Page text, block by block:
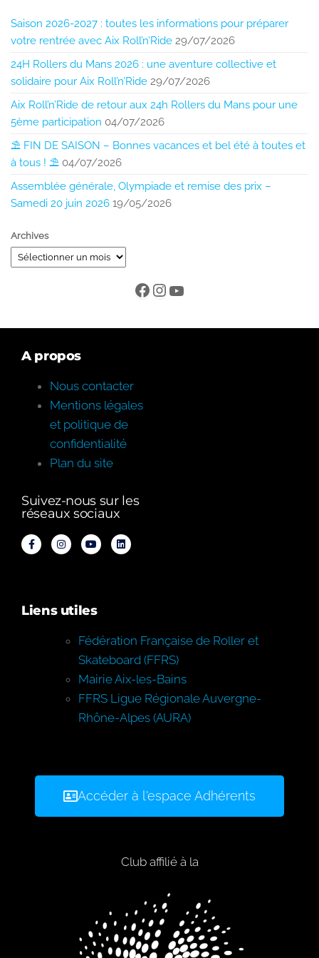
Saison 2026-2027 : toutes les informations pour préparer
votre rentrée avec Aix Roll’n’Ride 29/07/2026
24H Rollers du Mans 2026 : une aventure collective et
solidaire pour Aix Roll’n’Ride 29/07/2026
Aix Roll’n’Ride de retour aux 24h Rollers du Mans pour une
5ème participation 04/07/2026
⛱️ FIN DE SAISON – Bonnes vacances et bel été à toutes et
à tous ! ⛱️ 04/07/2026
Assemblée générale, Olympiade et remise des prix –
Samedi 20 juin 2026 19/05/2026
Archives
A propos
Nous contacter
Mentions légales
et politique de
confidentialité
Plan du site
Suivez-nous sur les
réseaux sociaux
Liens utiles
Fédération Française de Roller et
Skateboard (FFRS)
Mairie Aix-les-Bains
FFRS Ligue Régionale Auvergne-
Rhône-Alpes (AURA)
Accéder à l'espace Adhérents
Club affilié à la